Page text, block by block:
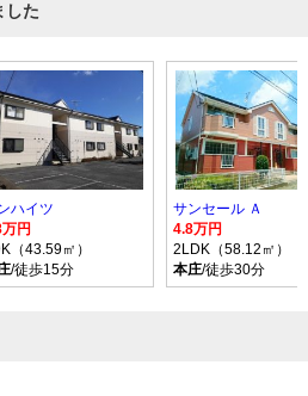
した
ハイツ
円
（43.59㎡）
/徒歩15分
サンセール Ａ
4.8万円
2LDK（58.12㎡）
本庄/徒歩30分